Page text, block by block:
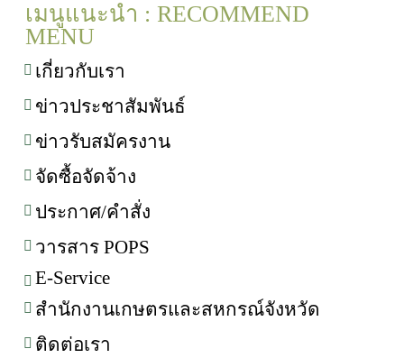
เมนูแนะนำ : RECOMMEND
MENU
เกี่ยวกับเรา
ข่าวประชาสัมพันธ์
ข่าวรับสมัครงาน
จัดซื้อจัดจ้าง
ประกาศ/คำสั่ง
วารสาร POPS
E-Service
สำนักงานเกษตรและสหกรณ์จังหวัด
ติดต่อเรา